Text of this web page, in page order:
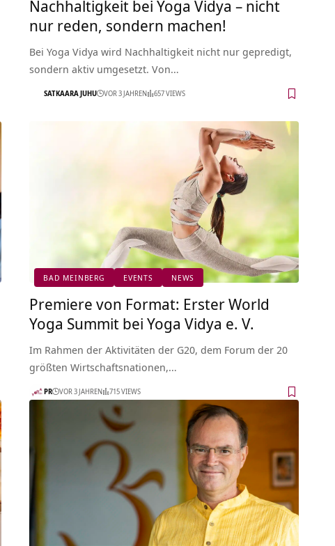
Nachhaltigkeit bei Yoga Vidya – nicht
nur reden, sondern machen!
Bei Yoga Vidya wird Nachhaltigkeit nicht nur gepredigt,
sondern aktiv umgesetzt. Von…
SATKAARA JUHU VOR 3 JAHREN 657 VIEWS
BAD MEINBERG EVENTS NEWS
Premiere von Format: Erster World
Yoga Summit bei Yoga Vidya e. V.
Im Rahmen der Aktivitäten der G20, dem Forum der 20
größten Wirtschaftsnationen,…
PR VOR 3 JAHREN 715 VIEWS